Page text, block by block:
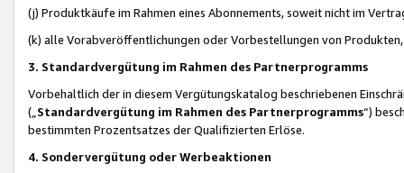
(j) Produktkäufe im Rahmen eines Abonnements, soweit nicht im
(k) alle Vorabveröffentlichungen oder Vorbestellungen von
3. Standardvergütung im Rahmen des Partnerprogramms
Vorbehaltlich der in diesem Vergütungskatalog beschriebenen
(„ Standardvergütung im Rahmen des Partnerprogramms“)
bestimmten Prozentsatzes der Qualifizierten Erlöse.
4. Sondervergütung oder Werbeaktionen